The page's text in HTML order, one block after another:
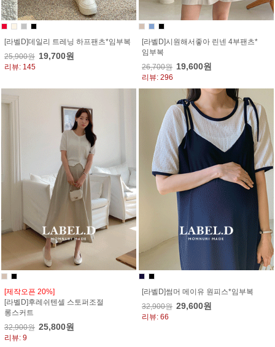
[라벨D]데일리 트레닝 하프팬츠*임부복
25,900원 19,700원
리뷰: 145
[라벨D]시원해서좋아 린넨 4부팬츠*
임부복
26,700원 19,600원
리뷰: 296
[제작오픈 20%]
[라벨D]후레쉬텐셀 스토퍼조절
롱스커트
32,900원 25,800원
리뷰: 9
[라벨D]썸머 메이유 원피스*임부복
32,900원 29,600원
리뷰: 66